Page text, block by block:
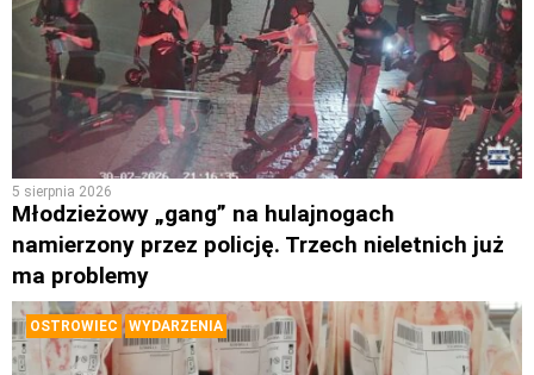
5 sierpnia 2026
Młodzieżowy „gang” na hulajnogach
namierzony przez policję. Trzech nieletnich już
ma problemy
OSTROWIEC WYDARZENIA